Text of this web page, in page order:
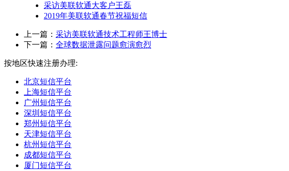
采访美联软通大客户王磊
2019年美联软通春节祝福短信
上一篇： 采访美联软通技术工程师王博士
下一篇： 全球数据泄露问题愈演愈烈
按地区快速注册办理:
北京短信平台
上海短信平台
广州短信平台
深圳短信平台
郑州短信平台
天津短信平台
杭州短信平台
成都短信平台
厦门短信平台